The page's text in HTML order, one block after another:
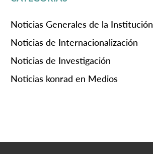
Noticias Generales de la Institución
Noticias de Internacionalización
Noticias de Investigación
Noticias konrad en Medios